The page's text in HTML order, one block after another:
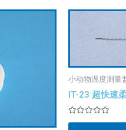
小动物温度测量
IT-23 超快速
评